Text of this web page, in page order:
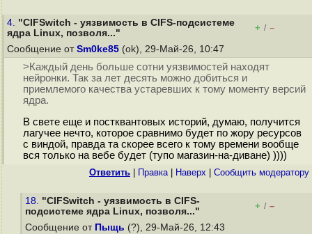
4. "CIFSwitch - уязвимость в CIFS-подсистеме
ядра Linux, позволя..."
+ / –
Сообщение от Sm0ke85 (ok), 29-Май-26, 10:47
>Каждый день больше сотни уязвимостей находят
нейронки. Так за лет десять можно добиться и
приемлемого качества устаревших к тому моменту версий
ядра.
В свете еще и постквантовых историй, думаю, получится
лагучее нечто, которое сравнимо будет по жору ресурсов
с виндой, правда та скорее всего к тому времени вообще
вся только на вебе будет (тупо магазин-на-диване) ))))
Ответить Правка| Наверх Cообщить модератору
18. "CIFSwitch - уязвимость в CIFS-
подсистеме ядра Linux, позволя..."
+ / –
Сообщение от Пыщь (?), 29-Май-26, 12:43